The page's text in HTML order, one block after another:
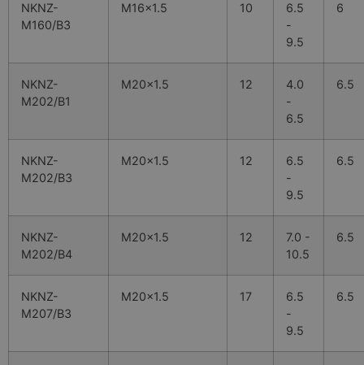
NKNZ-
M160/B3
M16x1.5 10
6.5
-
9.5
6
NKNZ-
M202/B1
M20x1.5 12
4.0
-
6.5
6.5
NKNZ-
M202/B3
M20x1.5 12
6.5
-
9.5
6.5
NKNZ-
M202/B4
M20x1.5 12
7.0 -
10.5
6.5
NKNZ-
M207/B3
M20x1.5 17
6.5
-
9.5
6.5